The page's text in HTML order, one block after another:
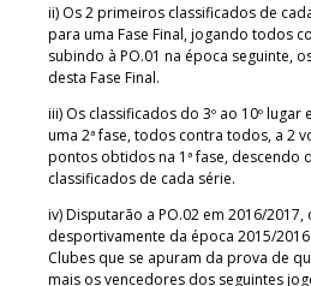
ii) Os 2 primeiros classificados de
para uma Fase Final, jogando todos
subindo à PO.01 na época seguinte,
desta Fase Final.
iii) Os classificados do 3º ao 10º
uma 2ª fase, todos contra todos, a 2
pontos obtidos na 1ª fase, descendo
classificados de cada série.
iv) Disputarão a PO.02 em 2016/
desportivamente da época 2015/
Clubes que se apuram da prova de
mais os vencedores dos seguintes